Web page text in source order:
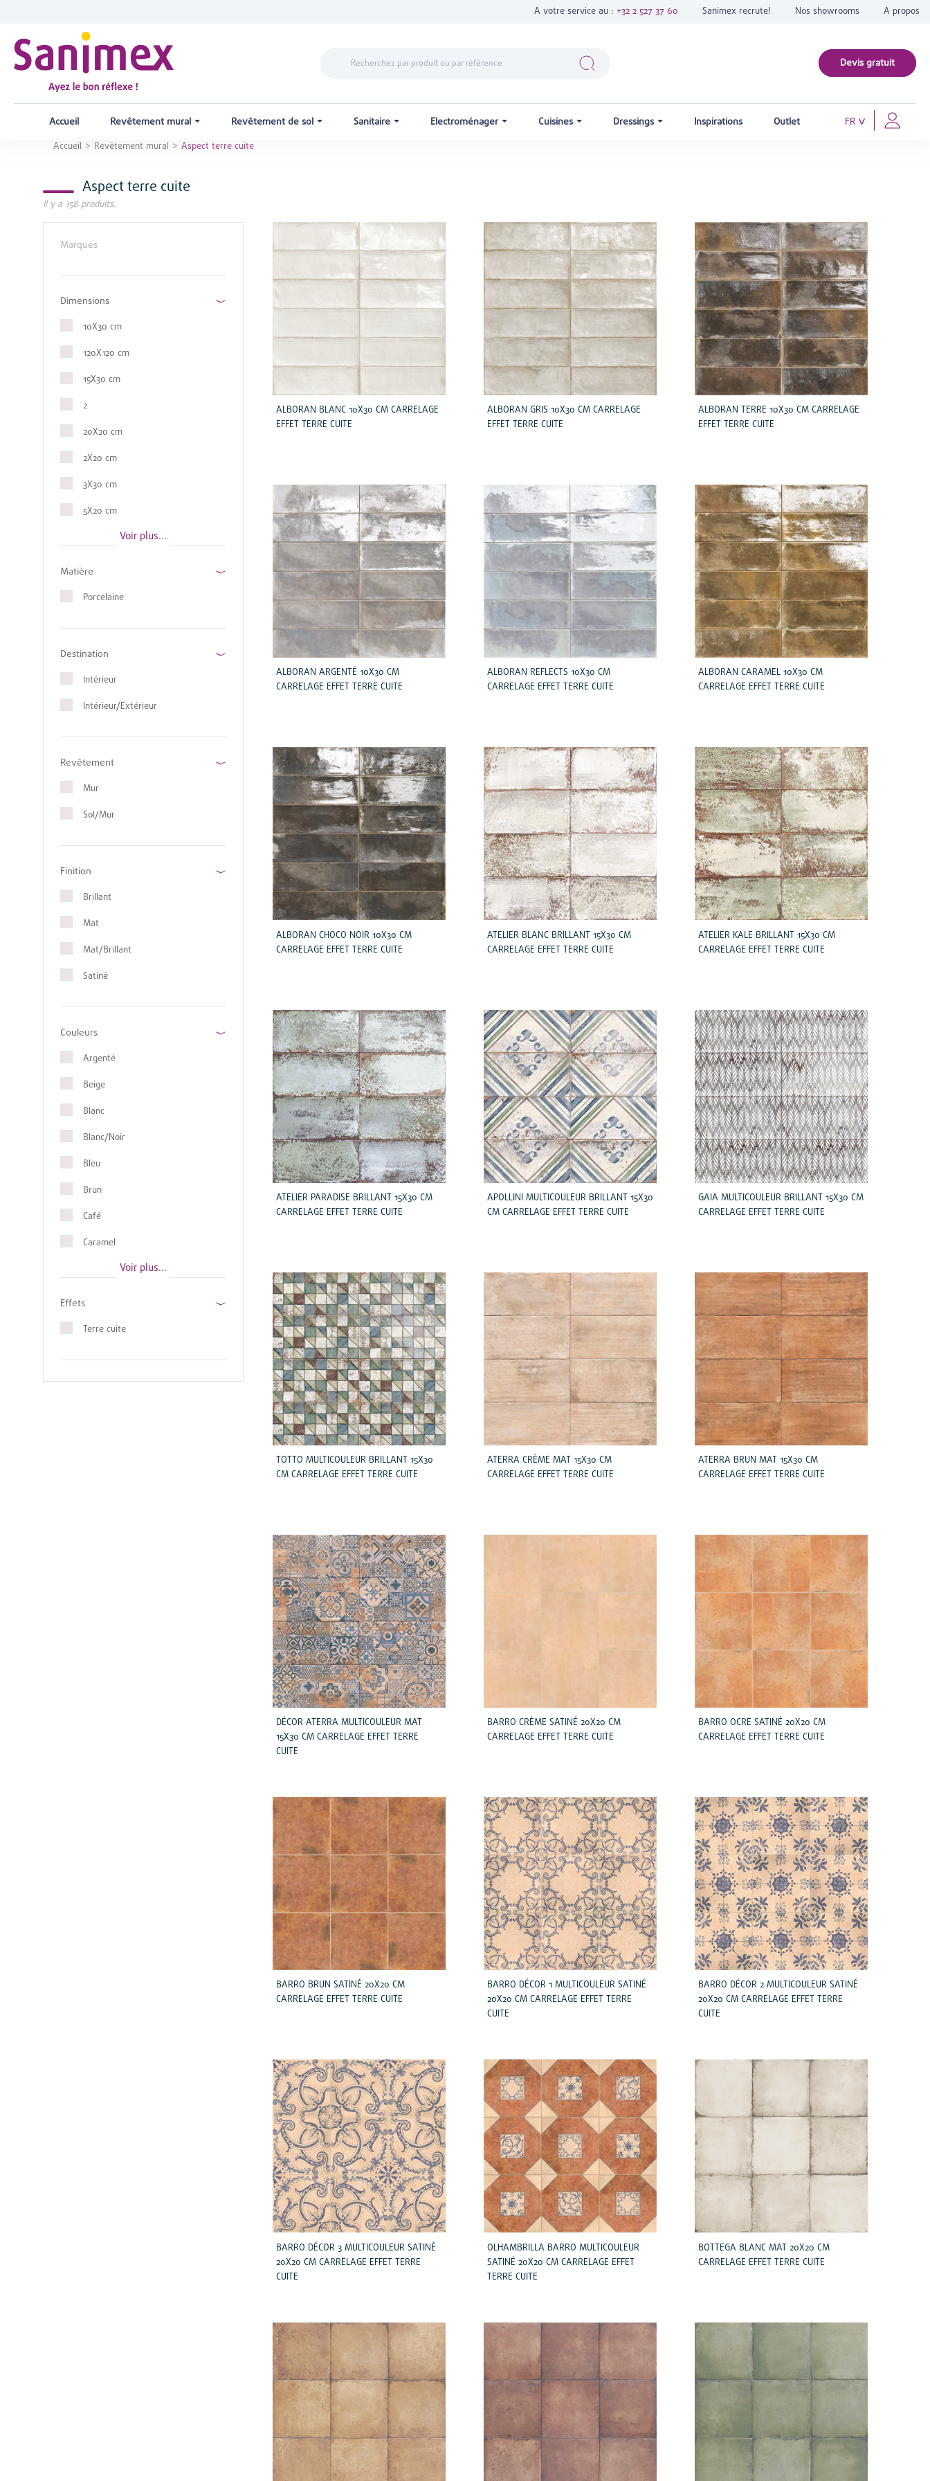
A votre service au : +32 2 527 37 60 Sanimex recrute! Nos showrooms A propos
Devis gratuit
Accueil Revêtement mural Revêtement de sol Sanitaire Electroménager Cuisines Dressings Inspirations Outlet FR
Accueil Revêtement mural Aspect terre cuite
Aspect terre cuite
Il y a 158 produits.
Marques
Dimensions
10X30 cm
120X120 cm
15X30 cm
2
20X20 cm
2X20 cm
3X30 cm
5X20 cm
Voir plus...
Matière
Porcelaine
Destination
Intérieur
Intérieur/Extérieur
Revêtement
Mur
Sol/Mur
Finition
Brillant
Mat
Mat/Brillant
Satiné
Couleurs
Argenté
Beige
Blanc
Blanc/Noir
Bleu
Brun
Café
Caramel
Voir plus...
Effets
Terre cuite
ALBORAN BLANC 10X30 CM CARRELAGE
EFFET TERRE CUITE
ALBORAN GRIS 10X30 CM CARRELAGE
EFFET TERRE CUITE
ALBORAN TERRE 10X30 CM CARRELAGE
EFFET TERRE CUITE
ALBORAN ARGENTÉ 10X30 CM
CARRELAGE EFFET TERRE CUITE
ALBORAN REFLECTS 10X30 CM
CARRELAGE EFFET TERRE CUITE
ALBORAN CARAMEL 10X30 CM
CARRELAGE EFFET TERRE CUITE
ALBORAN CHOCO NOIR 10X30 CM
CARRELAGE EFFET TERRE CUITE
ATELIER BLANC BRILLANT 15X30 CM
CARRELAGE EFFET TERRE CUITE
ATELIER KALE BRILLANT 15X30 CM
CARRELAGE EFFET TERRE CUITE
ATELIER PARADISE BRILLANT 15X30 CM
CARRELAGE EFFET TERRE CUITE
APOLLINI MULTICOULEUR BRILLANT 15X30
CM CARRELAGE EFFET TERRE CUITE
GAIA MULTICOULEUR BRILLANT 15X30 CM
CARRELAGE EFFET TERRE CUITE
TOTTO MULTICOULEUR BRILLANT 15X30
CM CARRELAGE EFFET TERRE CUITE
ATERRA CRÈME MAT 15X30 CM
CARRELAGE EFFET TERRE CUITE
ATERRA BRUN MAT 15X30 CM
CARRELAGE EFFET TERRE CUITE
DÉCOR ATERRA MULTICOULEUR MAT
15X30 CM CARRELAGE EFFET TERRE
CUITE
BARRO CRÈME SATINÉ 20X20 CM
CARRELAGE EFFET TERRE CUITE
BARRO OCRE SATINÉ 20X20 CM
CARRELAGE EFFET TERRE CUITE
BARRO BRUN SATINÉ 20X20 CM
CARRELAGE EFFET TERRE CUITE
BARRO DÉCOR 1 MULTICOULEUR SATINÉ
20X20 CM CARRELAGE EFFET TERRE
CUITE
BARRO DÉCOR 2 MULTICOULEUR SATINÉ
20X20 CM CARRELAGE EFFET TERRE
CUITE
BARRO DÉCOR 3 MULTICOULEUR SATINÉ
20X20 CM CARRELAGE EFFET TERRE
CUITE
OLHAMBRILLA BARRO MULTICOULEUR
SATINÉ 20X20 CM CARRELAGE EFFET
TERRE CUITE
BOTTEGA BLANC MAT 20X20 CM
CARRELAGE EFFET TERRE CUITE